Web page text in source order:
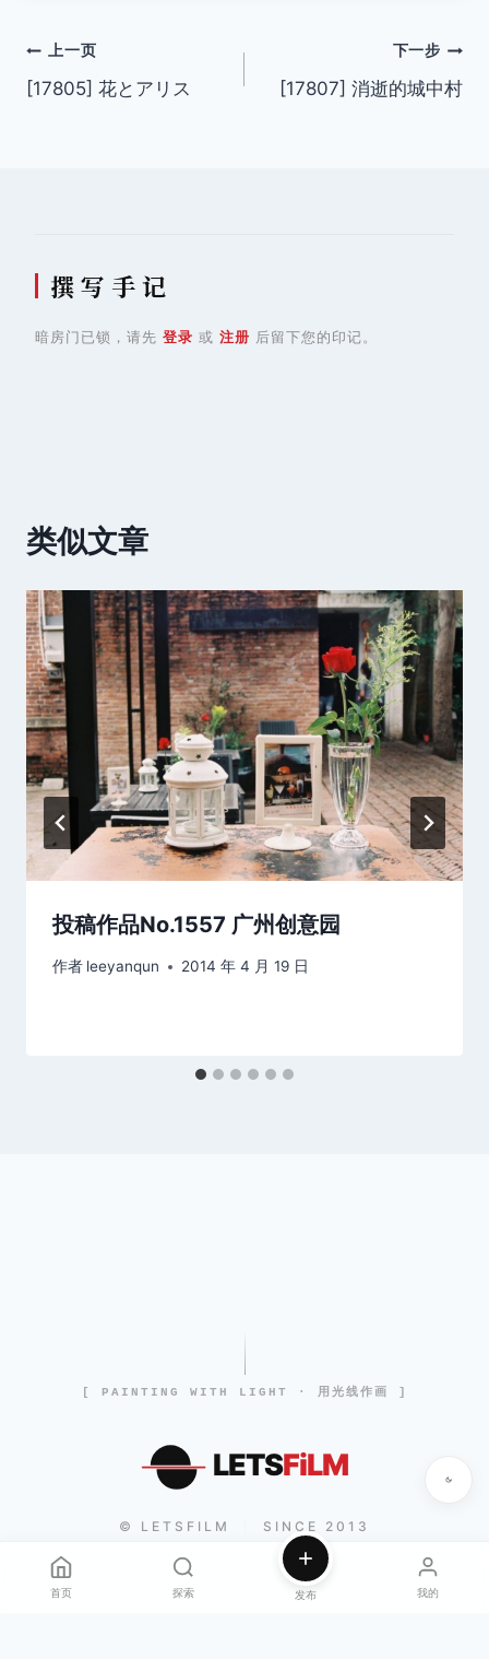
文
章
上一页
[17805] 花とアリス
下一步
[17807] 消逝的城中村
撰 写 手 记
暗房门已锁，请先 登录 或 注册 后留下您的印记。
类似文章
投稿作品No.1557 广州创意园
作者 leeyanqun 2014 年 4 月 19 日
[ PAINTING WITH LIGHT · 用光线作画 ]
LETSFiLM
© LETSFILM SINCE 2013
首页 探索 发布 我的